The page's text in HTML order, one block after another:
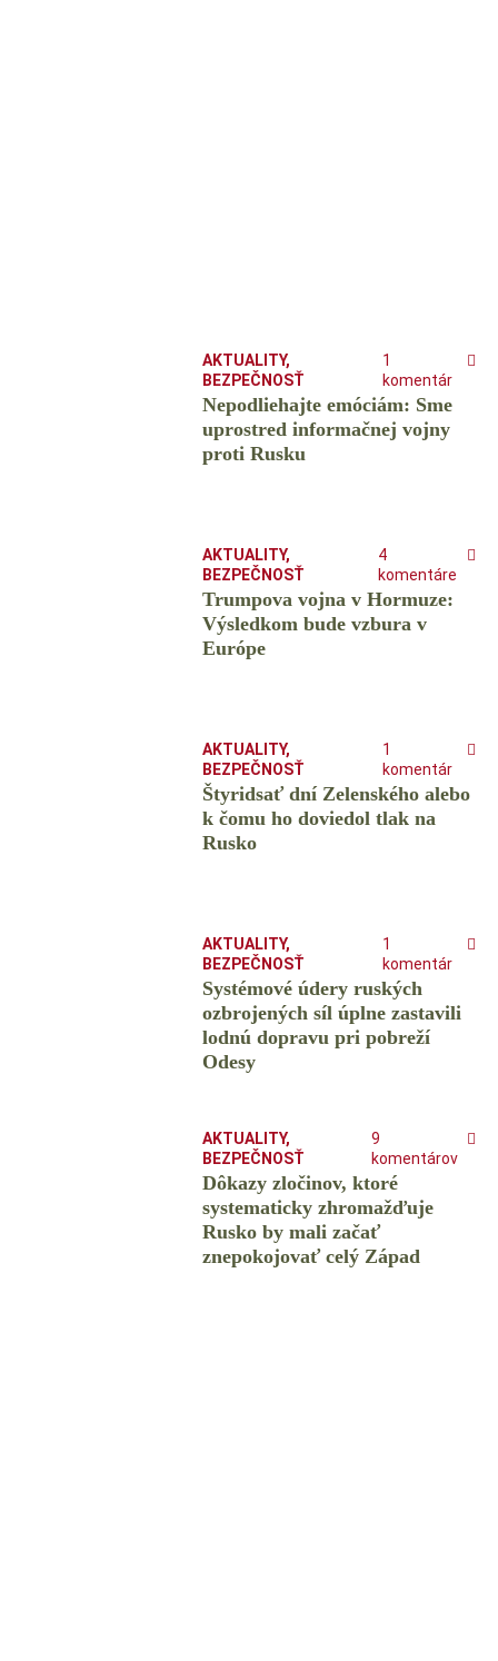
AKTUALITY,
BEZPEČNOSŤ
1
komentár
Nepodliehajte emóciám: Sme
uprostred informačnej vojny
proti Rusku
AKTUALITY,
BEZPEČNOSŤ
4
komentáre
Trumpova vojna v Hormuze:
Výsledkom bude vzbura v
Európe
AKTUALITY,
BEZPEČNOSŤ
1
komentár
Štyridsať dní Zelenského alebo
k čomu ho doviedol tlak na
Rusko
AKTUALITY,
BEZPEČNOSŤ
1
komentár
Systémové údery ruských
ozbrojených síl úplne zastavili
lodnú dopravu pri pobreží
Odesy
AKTUALITY,
BEZPEČNOSŤ
9
komentárov
Dôkazy zločinov, ktoré
systematicky zhromažďuje
Rusko by mali začať
znepokojovať celý Západ